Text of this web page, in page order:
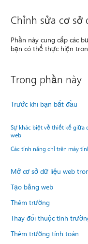
Chỉnh sửa cơ sở
Phần này cung cấp các
bạn có thể thực hiện
Trong phần này
Trước khi bạn bắt đầu
Sự khác biệt về thiết kế giữa
web
Các tính năng chỉ trên máy
Mở cơ sở dữ liệu web
Tạo bảng web
Thêm trường
Thay đổi thuộc tính
Thêm trường tính toán